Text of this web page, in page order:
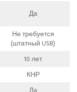
Да
Не требуется
(штатный USB)
10 лет
КНР